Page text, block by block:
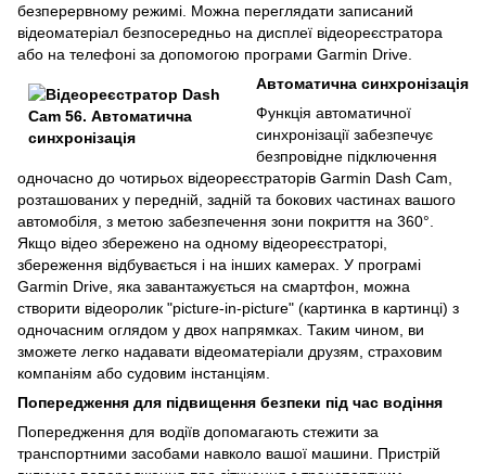
безперервному режимі. Можна переглядати записаний
відеоматеріал безпосередньо на дисплеї відеореєстратора
або на телефоні за допомогою програми Garmin Drive.
Автоматична синхронізація
Функція автоматичної
синхронізації забезпечує
безпровідне підключення
одночасно до чотирьох відеореєстраторів Garmin Dash Cam,
розташованих у передній, задній та бокових частинах вашого
автомобіля, з метою забезпечення зони покриття на 360°.
Якщо відео збережено на одному відеореєстраторі,
збереження відбувається і на інших камерах. У програмі
Garmin Drive, яка завантажується на смартфон, можна
створити відеоролик "picture-in-picture" (картинка в картинці) з
одночасним оглядом у двох напрямках. Таким чином, ви
зможете легко надавати відеоматеріали друзям, страховим
компаніям або судовим інстанціям.
Попередження для підвищення безпеки під час водіння
Попередження для водіїв допомагають стежити за
транспортними засобами навколо вашої машини. Пристрій